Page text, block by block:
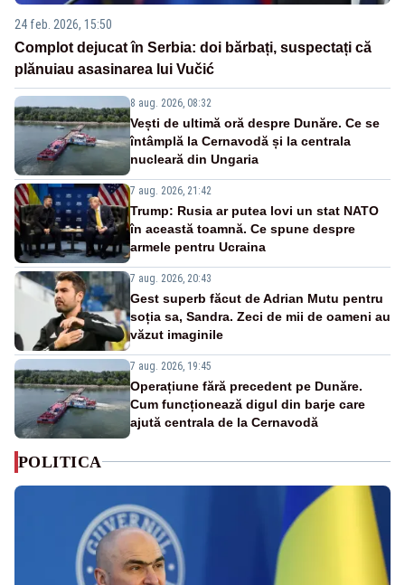
24 feb. 2026, 15:50
Complot dejucat în Serbia: doi bărbați, suspectați că
plănuiau asasinarea lui Vučić
8 aug. 2026, 08:32
Vești de ultimă oră despre Dunăre. Ce se
întâmplă la Cernavodă și la centrala
nucleară din Ungaria
7 aug. 2026, 21:42
Trump: Rusia ar putea lovi un stat NATO
în această toamnă. Ce spune despre
armele pentru Ucraina
7 aug. 2026, 20:43
Gest superb făcut de Adrian Mutu pentru
soția sa, Sandra. Zeci de mii de oameni au
văzut imaginile
7 aug. 2026, 19:45
Operațiune fără precedent pe Dunăre.
Cum funcționează digul din barje care
ajută centrala de la Cernavodă
POLITICA